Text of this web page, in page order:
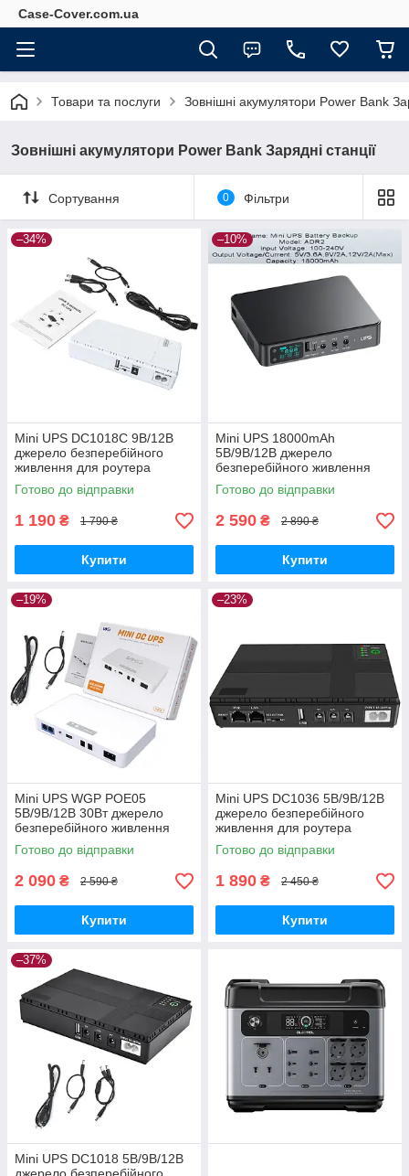
Case-Cover.com.ua
Товари та послуги Зовнішні акумулятори Power Bank
Зовнішні акумулятори Power Bank Зарядні станції
Сортування 0 Фільтри
–34%
Mini UPS DC1018C 9В/12В
джерело безперебійного
живлення для роутера
Готово до відправки
1 190 ₴ 1 790 ₴
Купити
–10%
Mini UPS 18000mAh
5В/9В/12В джерело
безперебійного живлення
для роутера
Готово до відправки
2 590 ₴ 2 890 ₴
Купити
–19%
Mini UPS WGP POE05
5В/9В/12В 30Вт джерело
безперебійного живлення
для роутера
Готово до відправки
2 090 ₴ 2 590 ₴
Купити
–23%
Mini UPS DC1036 5В/9В/12В
джерело безперебійного
живлення для роутера
Готово до відправки
1 890 ₴ 2 450 ₴
Купити
–37%
Mini UPS DC1018 5В/9В/12В